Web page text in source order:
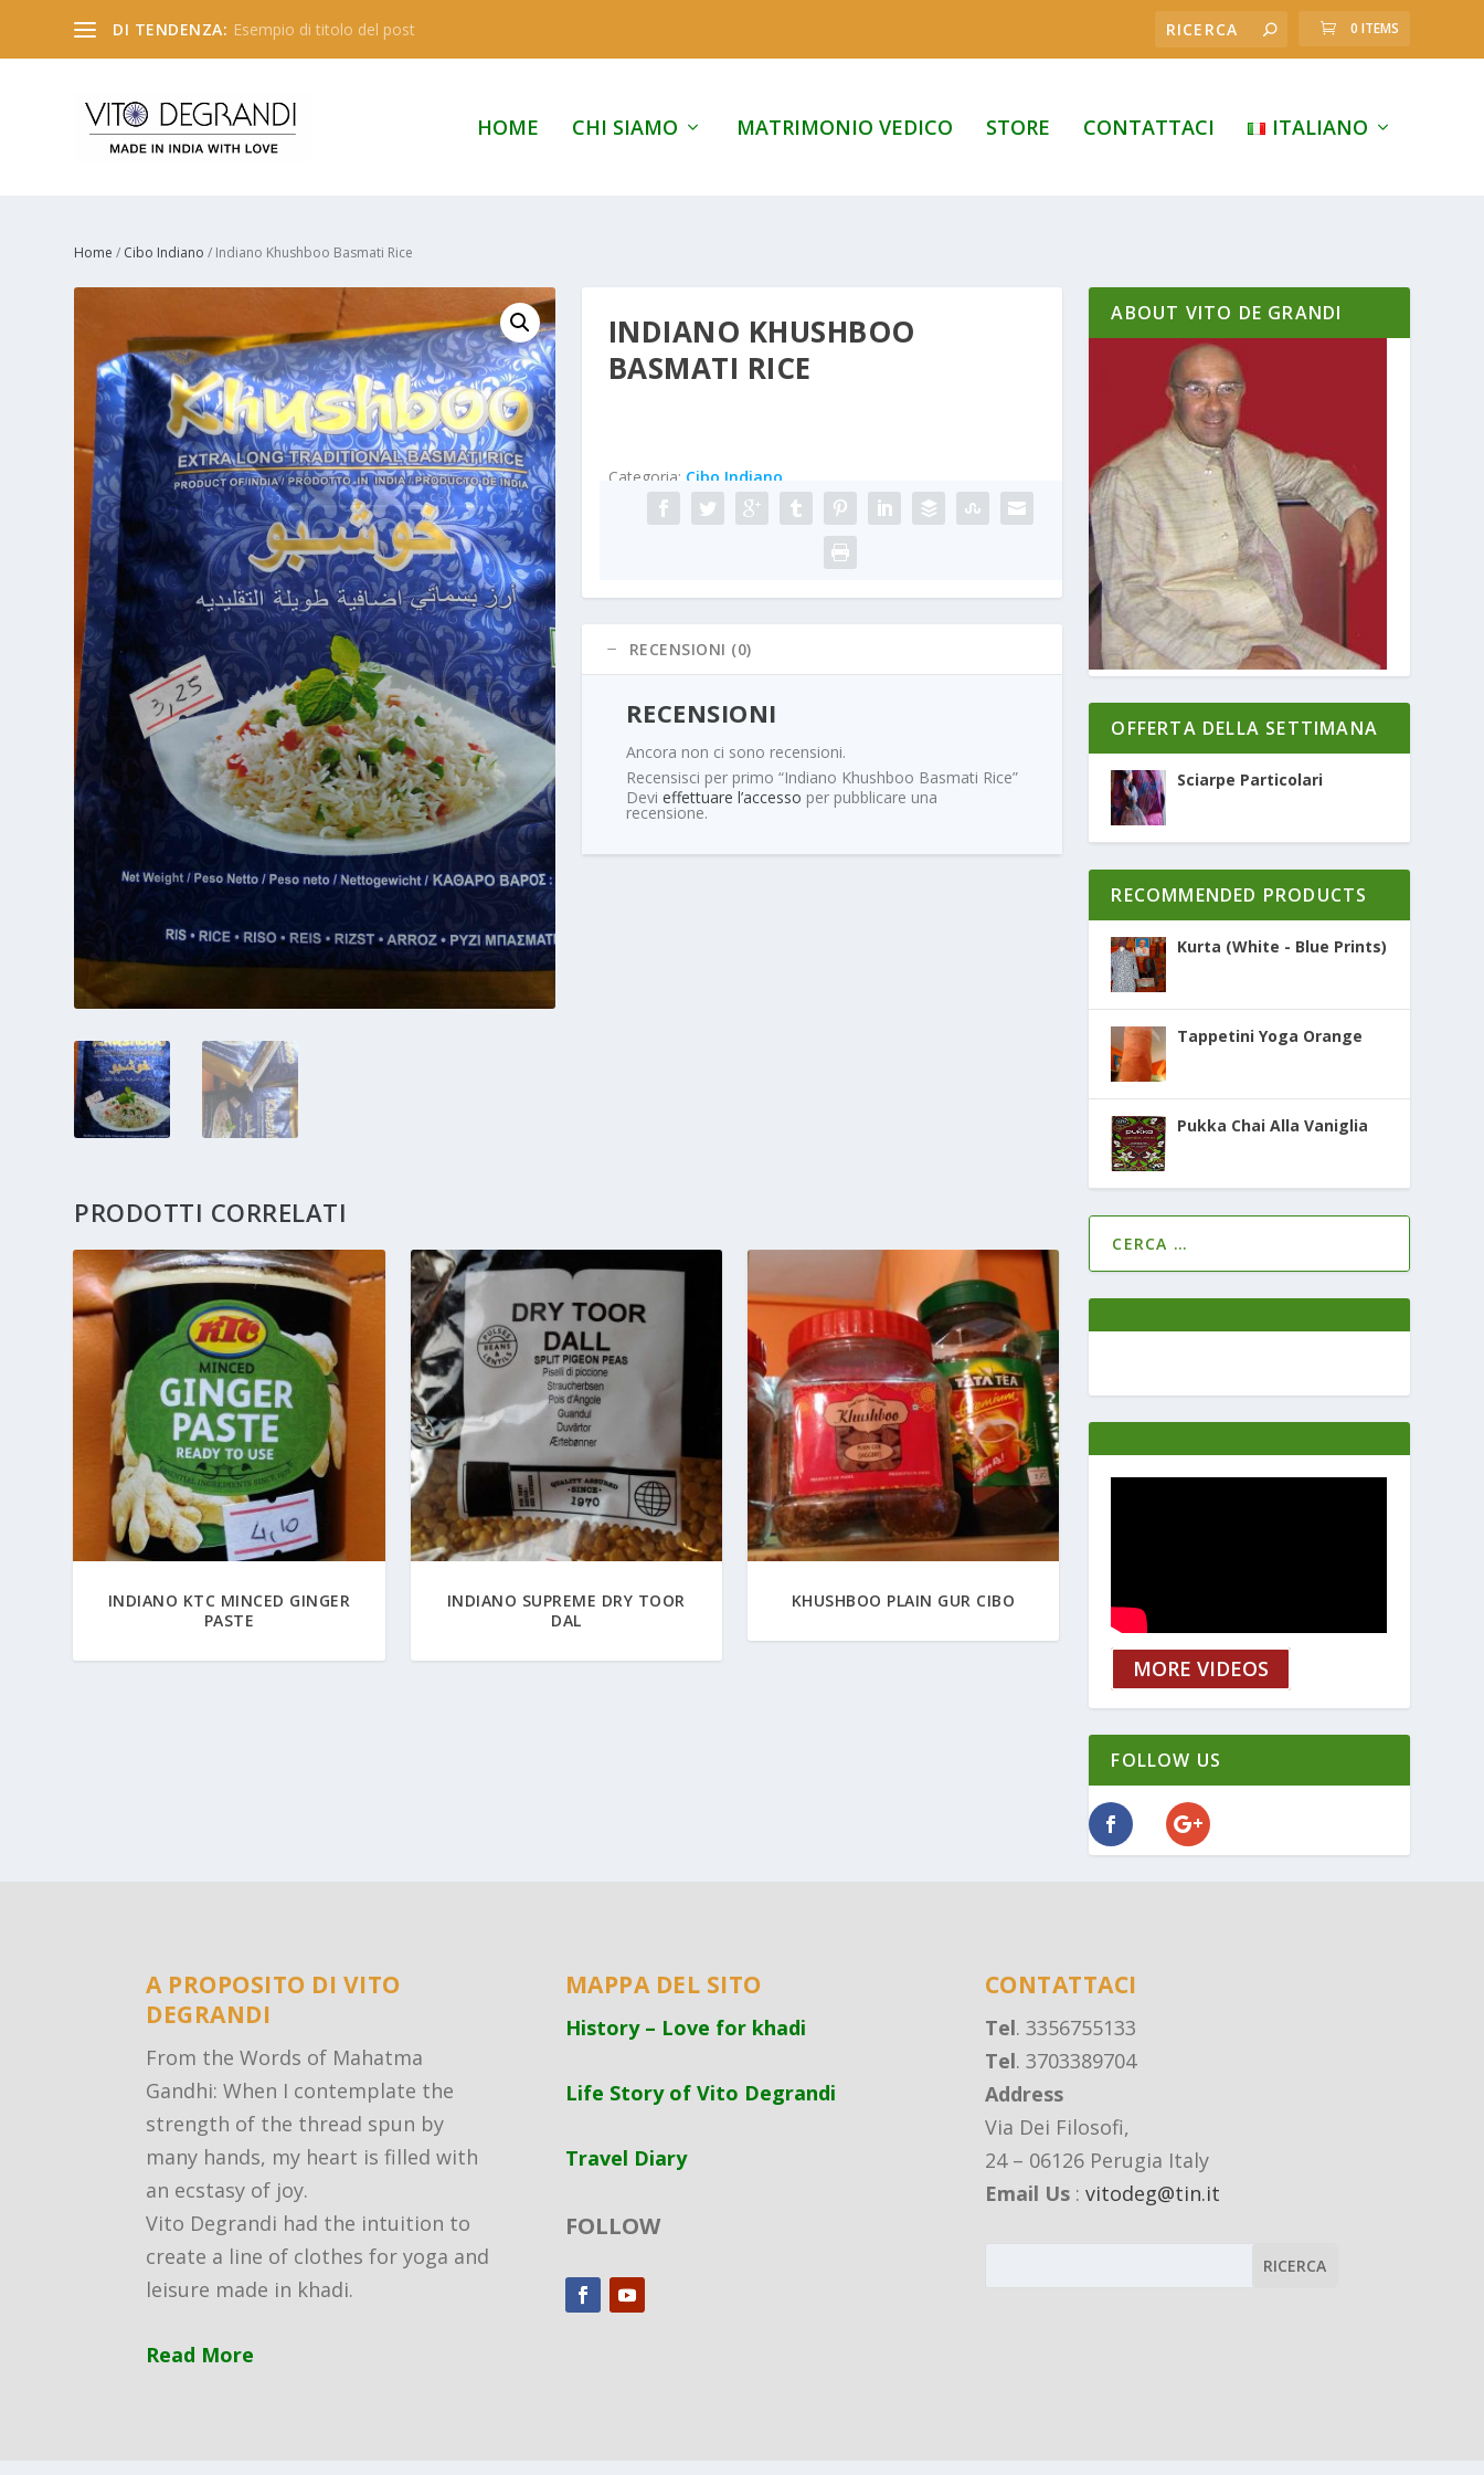
DI TENDENZA: Esempio di titolo del post 0 ITEMS
HOME CHI SIAMO MATRIMONIO VEDICO STORE CONTATTACI ITALIANO
Home / Cibo Indiano / Indiano Khushboo Basmati Rice
INDIANO KHUSHBOO
BASMATI RICE
Categoria: Cibo Indiano
RECENSIONI (0)
RECENSIONI
Ancora non ci sono recensioni.
Recensisci per primo “Indiano Khushboo Basmati Rice”
Devi effettuare l’accesso per pubblicare una
recensione.
PRODOTTI CORRELATI
INDIANO KTC MINCED GINGER
PASTE
INDIANO SUPREME DRY TOOR
DAL
KHUSHBOO PLAIN GUR CIBO
ABOUT VITO DE GRANDI
OFFERTA DELLA SETTIMANA
Sciarpe Particolari
RECOMMENDED PRODUCTS
Kurta (White - Blue Prints)
Tappetini Yoga Orange
Pukka Chai Alla Vaniglia
MORE VIDEOS
FOLLOW US
A PROPOSITO DI VITO
DEGRANDI
From the Words of Mahatma
Gandhi: When I contemplate the
strength of the thread spun by
many hands, my heart is filled with
an ecstasy of joy.
Vito Degrandi had the intuition to
create a line of clothes for yoga and
leisure made in khadi.
Read More
MAPPA DEL SITO
History – Love for khadi
Life Story of Vito Degrandi
Travel Diary
FOLLOW
CONTATTACI
Tel. 3356755133
Tel. 3703389704
Address
Via Dei Filosofi,
24 – 06126 Perugia Italy
Email Us: vitodeg@tin.it